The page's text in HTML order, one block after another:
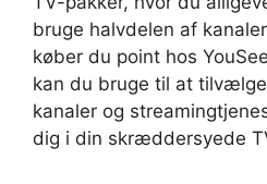
bruge halvdelen af
køber du point hos
kan du bruge til at
kanaler og
dig i din skræddersyede